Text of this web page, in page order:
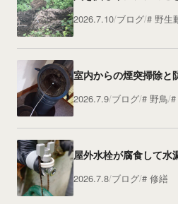
2026.7.10 ブログ 野生
室内からの煙突掃除と
2026.7.9 ブログ 野鳥
屋外水栓が腐食して水
2026.7.8 ブログ 修繕